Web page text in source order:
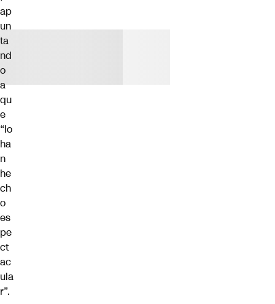
ap
un
ta
nd
o
a
qu
e
“lo
ha
n
he
ch
o
es
pe
ct
ac
ula
r”.